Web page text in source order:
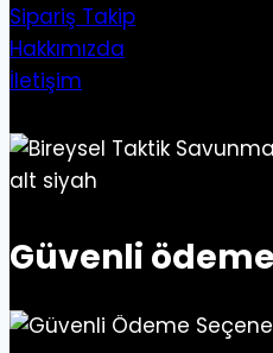
Sipariş Takip
Hakkımızda
İletişim
Güvenli ödeme